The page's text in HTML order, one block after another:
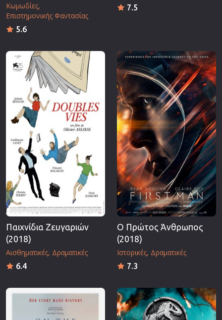
Κωμωδίες
Επιστημονικής Φαντασίας
5.6
7.5
Παιχνίδια Ζευγαριών
(2018)
Αισθηματικές Δραματικές
6.4
Ο Πρώτος Άνθρωπος
(2018)
Ιστορικές Δραματικές
7.3